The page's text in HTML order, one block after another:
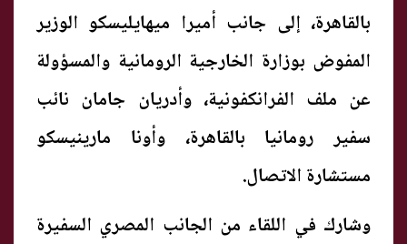
بالقاهرة، إلى جانب أميرا ميهايليسكو الوزير
المفوض بوزارة الخارجية الرومانية والمسؤولة
عن ملف الفرانكفونية، وأدريان جامان نائب
سفير رومانيا بالقاهرة، وأونا مارينيسكو
مستشارة الاتصال.
وشارك في اللقاء من الجانب المصري السفيرة